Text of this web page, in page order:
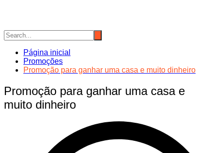
Página inicial
Promoções
Promoção para ganhar uma casa e muito dinheiro
Promoção para ganhar uma casa e
muito dinheiro